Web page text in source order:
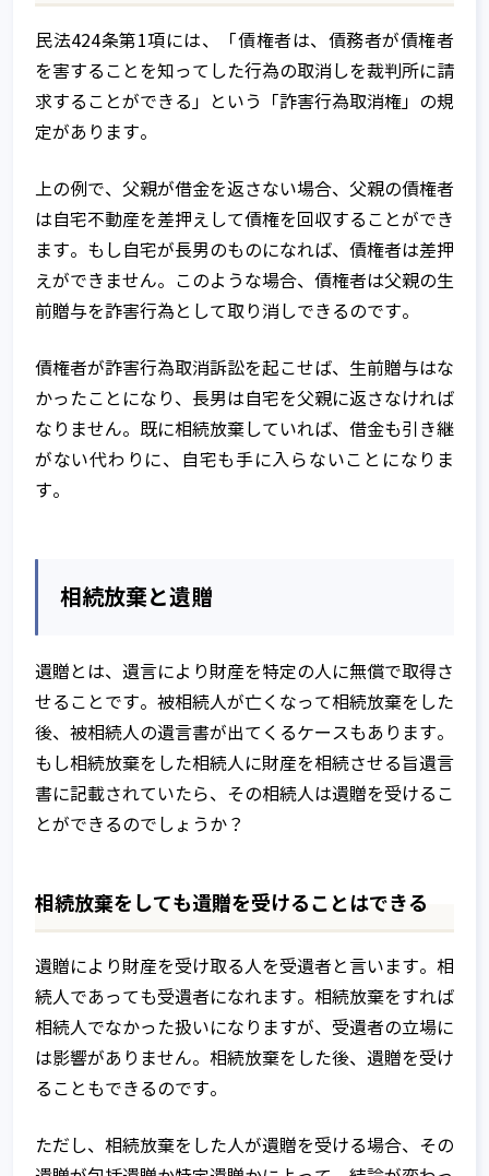
民法424条第1項には、「債権者は、債務者が債権者
を害することを知ってした行為の取消しを裁判所に請
求することができる」という「詐害行為取消権」の規
定があります。
上の例で、父親が借金を返さない場合、父親の債権者
は自宅不動産を差押えして債権を回収することができ
ます。もし自宅が長男のものになれば、債権者は差押
えができません。このような場合、債権者は父親の生
前贈与を詐害行為として取り消しできるのです。
債権者が詐害行為取消訴訟を起こせば、生前贈与はな
かったことになり、長男は自宅を父親に返さなければ
なりません。既に相続放棄していれば、借金も引き継
がない代わりに、自宅も手に入らないことになりま
す。
相続放棄と遺贈
遺贈とは、遺言により財産を特定の人に無償で取得さ
せることです。被相続人が亡くなって相続放棄をした
後、被相続人の遺言書が出てくるケースもあります。
もし相続放棄をした相続人に財産を相続させる旨遺言
書に記載されていたら、その相続人は遺贈を受けるこ
とができるのでしょうか？
相続放棄をしても遺贈を受けることはできる
遺贈により財産を受け取る人を受遺者と言います。相
続人であっても受遺者になれます。相続放棄をすれば
相続人でなかった扱いになりますが、受遺者の立場に
は影響がありません。相続放棄をした後、遺贈を受け
ることもできるのです。
ただし、相続放棄をした人が遺贈を受ける場合、その